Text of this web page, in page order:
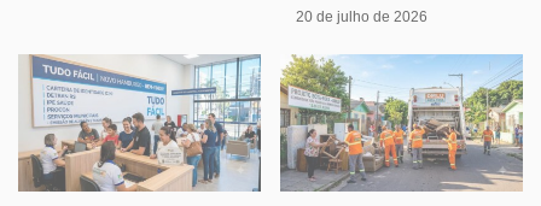
20 de julho de 2026